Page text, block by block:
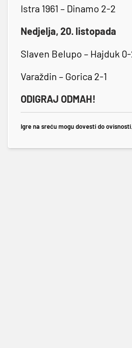
Istra 1961 – Dinamo 2-2
Nedjelja, 20. listopada
Slaven Belupo – Hajduk
Varaždin – Gorica 2-1
ODIGRAJ ODMAH!
Igre na sreću mogu dovesti do